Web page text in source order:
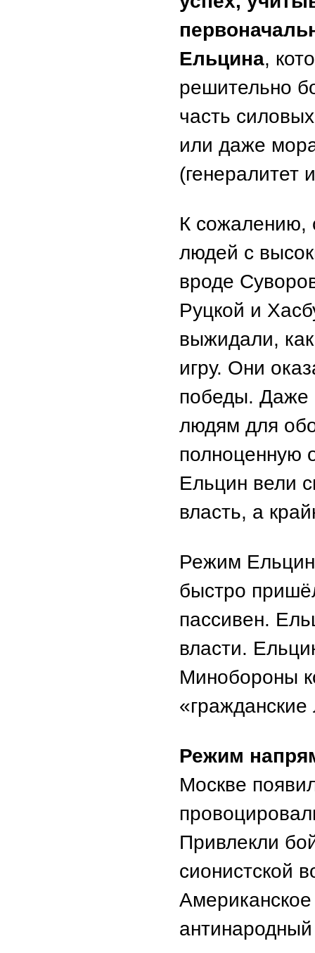
Ельцина,
решительно
часть
или даже
(генералитет
К сожалению,
людей с
вроде
Руцкой и
выжидали,
игру. Они
победы. Даже
людям для
полноценную
Ельцин вели
власть, а
Режим
быстро
пассивен.
власти.
Минобороны
Режим
Москве
Привлекли
сионистской